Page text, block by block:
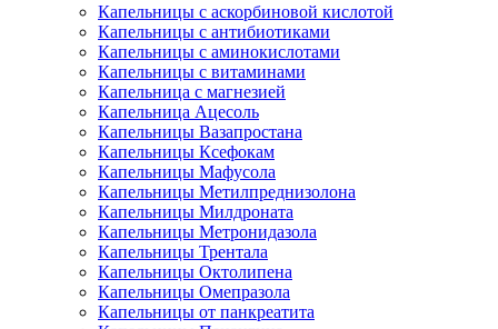
Капельницы с аскорбиновой кислотой
Капельницы с антибиотиками
Капельницы с аминокислотами
Капельницы с витаминами
Капельница с магнезией
Капельница Ацесоль
Капельницы Вазапростана
Капельницы Ксефокам
Капельницы Мафусола
Капельницы Метилпреднизолона
Капельницы Милдроната
Капельницы Метронидазола
Капельницы Трентала
Капельницы Октолипена
Капельницы Омепразола
Капельницы от панкреатита